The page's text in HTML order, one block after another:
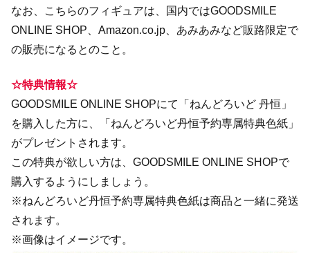
なお、こちらのフィギュアは、国内ではGOODSMILE
ONLINE SHOP、Amazon.co.jp、あみあみなど販路限定で
の販売になるとのこと。
☆特典情報☆
GOODSMILE ONLINE SHOPにて「ねんどろいど 丹恒」
を購入した方に、「ねんどろいど丹恒予約専属特典色紙」
がプレゼントされます。
この特典が欲しい方は、GOODSMILE ONLINE SHOPで
購入するようにしましょう。
※ねんどろいど丹恒予約専属特典色紙は商品と一緒に発送
されます。
※画像はイメージです。